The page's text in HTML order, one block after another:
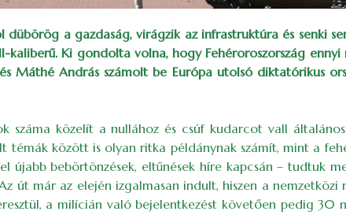
a gazdaság, virágzik az infrastruktúra és senki
Ki gondolta volna, hogy Fehéroroszország
Máthé András számolt be Európa utolsó diktatórikus
közelít a nullához és csúf kudarcot vall
között is olyan ritka példánynak számít, mint a
újabb bebörtönzések, eltűnések híre kapcsán – tudtuk
út már az elején izgalmasan indult, hiszen a
a milícián való bejelentkezést követően pedig 30